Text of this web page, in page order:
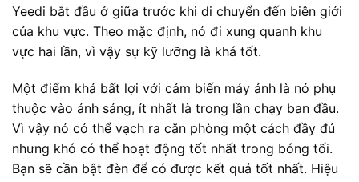
Yeedi bắt đầu ở giữa trước khi di chuyển đến biên giới
của khu vực. Theo mặc định, nó đi xung quanh khu
vực hai lần, vì vậy sự kỹ lưỡng là khá tốt.
Một điểm khá bất lợi với cảm biến máy ảnh là nó phụ
thuộc vào ánh sáng, ít nhất là trong lần chạy ban đầu.
Vì vậy nó có thể vạch ra căn phòng một cách đầy đủ
nhưng khó có thể hoạt động tốt nhất trong bóng tối.
Bạn sẽ cần bật đèn để có được kết quả tốt nhất. Hiệu